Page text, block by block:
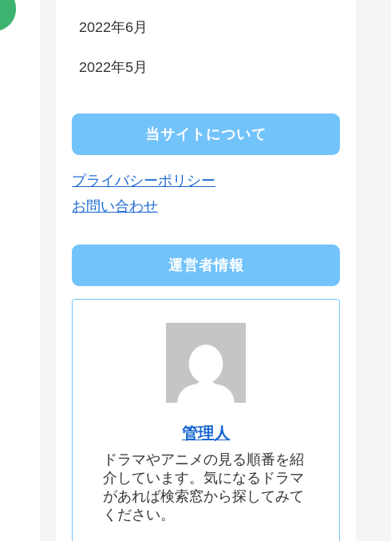
2022年6月
2022年5月
当サイトについて
プライバシーポリシー
お問い合わせ
運営者情報
管理人
ドラマやアニメの見る順番を紹
介しています。気になるドラマ
があれば検索窓から探してみて
ください。